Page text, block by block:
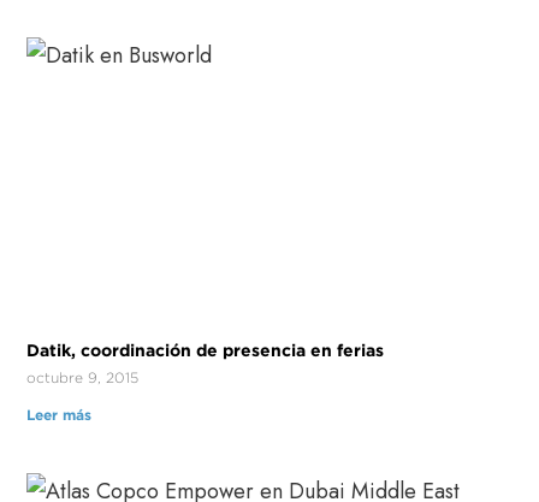
Datik, coordinación de presencia en ferias
octubre 9, 2015
Leer más